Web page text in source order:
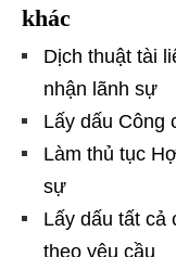
khác
Dịch thuật tài
nhận lãnh sự
Lấy dấu Công
Làm thủ tục
sự
Lấy dấu tất cả
theo yêu cầu